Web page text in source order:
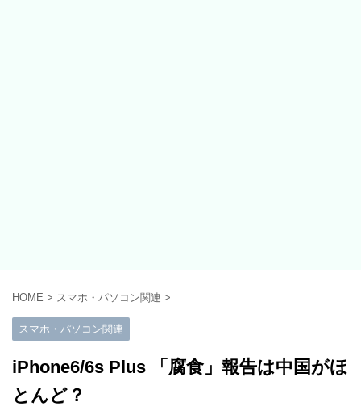
HOME > スマホ・パソコン関連 >
スマホ・パソコン関連
iPhone6/6s Plus 「腐食」報告は中国がほ
とんど？